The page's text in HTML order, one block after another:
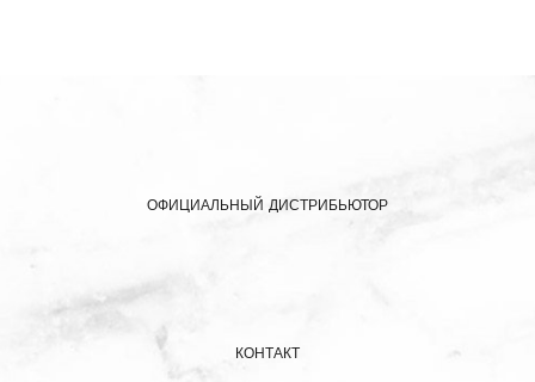
ОФИЦИАЛЬНЫЙ ДИСТРИБЬЮТОР
КОНТАКТ